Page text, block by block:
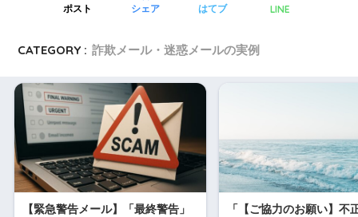
ポスト シェア はてブ LINE
CATEGORY : 詐欺メール・迷惑メールの実例
【緊急警告メール】「最終警告」
「【ご協力のお願い】不